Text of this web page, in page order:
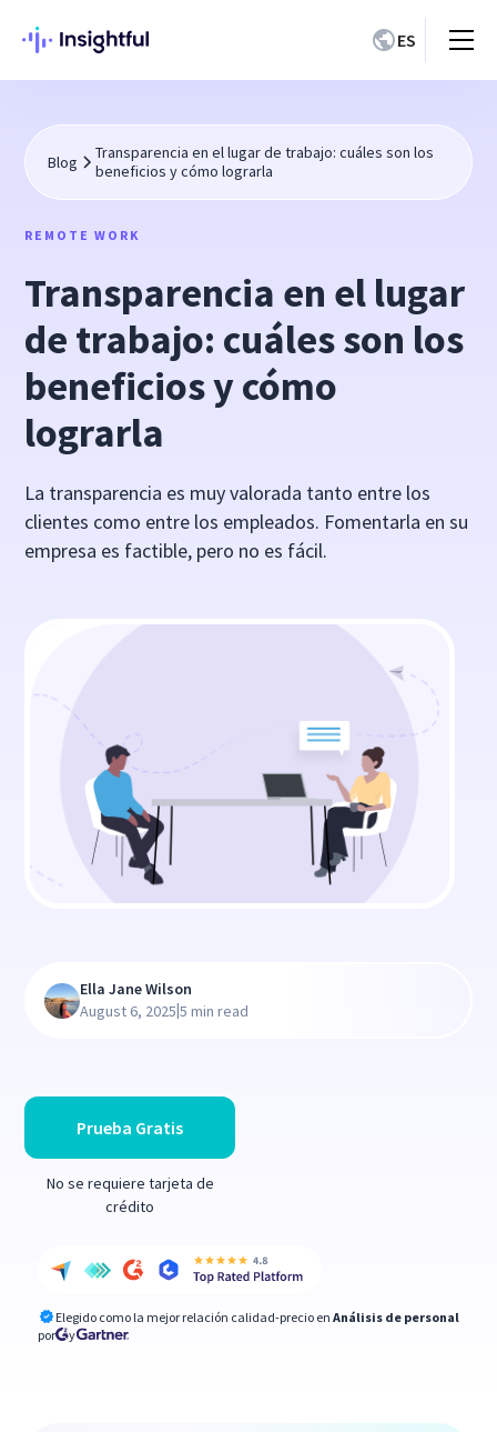
ES
Blog
Transparencia en el lugar de trabajo: cuáles son los
beneficios y cómo lograrla
REMOTE WORK
Transparencia en el lugar
de trabajo: cuáles son los
beneficios y cómo
lograrla
La transparencia es muy valorada tanto entre los
clientes como entre los empleados. Fomentarla en su
empresa es factible, pero no es fácil.
Prueba Gratis
No se requiere tarjeta de
crédito
Elegido como la mejor relación calidad-precio en Análisis de personal
por
y
Ella Jane Wilson
August 6, 2025|5 min read